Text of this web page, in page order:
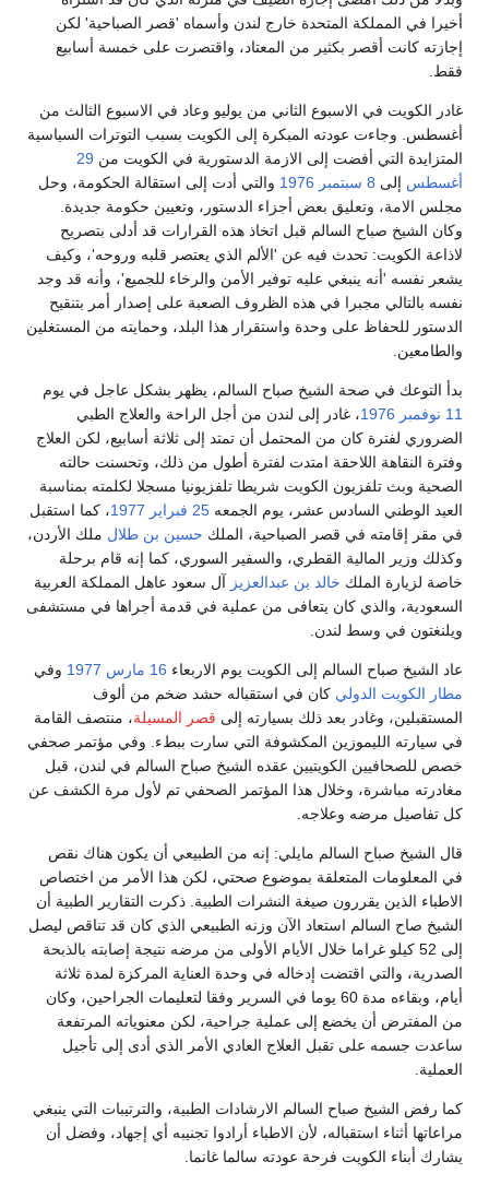
أخيرا في المملكة المتحدة خارج لندن وأسماه 'قصر الصباحية' لكن
إجازته كانت أقصر بكثير من المعتاد، واقتصرت على خمسة أسابيع
فقط.
غادر الكويت في الاسبوع الثاني من يوليو وعاد في الاسبوع الثالث من
أغسطس. وجاءت عودته المبكرة إلى الكويت بسبب التوترات السياسية
المتزايدة التي أفضت إلى الازمة الدستورية في الكويت من 29
أغسطس إلى 8 سبتمبر 1976 والتي أدت إلى استقالة الحكومة، وحل
مجلس الامة، وتعليق بعض أجزاء الدستور، وتعيين حكومة جديدة.
وكان الشيخ صباح السالم قبل اتخاذ هذه القرارات قد أدلى بتصريح
لاذاعة الكويت: تحدث فيه عن 'الألم الذي يعتصر قلبه وروحه'، وكيف
يشعر نفسه 'أنه ينبغي عليه توفير الأمن والرخاء للجميع'، وأنه قد وجد
نفسه بالتالي مجبرا في هذه الظروف الصعبة على إصدار أمر بتنقيح
الدستور للحفاظ على وحدة واستقرار هذا البلد، وحمايته من المستغلين
والطامعين.
بدأ التوعك في صحة الشيخ صباح السالم، يظهر بشكل عاجل في يوم
11 نوفمبر
1976، غادر إلى لندن من أجل الراحة والعلاج الطبي
الضروري لفترة كان من المحتمل أن تمتد إلى ثلاثة أسابيع، لكن العلاج
وفترة النقاهة اللاحقة امتدت لفترة أطول من ذلك، وتحسنت حالته
الصحية وبث تلفزيون الكويت شريطا تلفزيونيا مسجلا لكلمته بمناسبة
العيد الوطني السادس عشر، يوم الجمعه 25 فبراير 1977، كما استقبل
في مقر إقامته في قصر الصباحية، الملك حسين بن طلال ملك الأردن،
وكذلك وزير المالية القطري، والسفير السوري، كما إنه قام برحلة
خاصة لزيارة الملك خالد بن عبدالعزيز آل سعود عاهل المملكة العربية
السعودية، والذي كان يتعافى من عملية في قدمة أجراها في مستشفى
ويلنغتون في وسط لندن.
عاد الشيخ صباح السالم إلى الكويت يوم الاربعاء 16 مارس 1977 وفي
مطار الكويت الدولي كان في استقباله حشد ضخم من ألوف
المستقبلين، وغادر بعد ذلك بسيارته إلى قصر المسيلة، منتصف القامة
في سيارته الليموزين المكشوفة التي سارت ببطء. وفي مؤتمر صحفي
خصص للصحافيين الكويتيين عقده الشيخ صباح السالم في لندن، قبل
مغادرته مباشرة، وخلال هذا المؤتمر الصحفي تم لأول مرة الكشف عن
كل تفاصيل مرضه وعلاجه.
قال الشيخ صباح السالم مايلي: إنه من الطبيعي أن يكون هناك نقص
في المعلومات المتعلقة بموضوع صحتي، لكن هذا الأمر من اختصاص
الاطباء الذين يقررون صيغة النشرات الطبية. ذكرت التقارير الطبية أن
الشيخ صاح السالم استعاد الآن وزنه الطبيعي الذي كان قد تناقص ليصل
إلى 52 كيلو غراما خلال الأيام الأولى من مرضه نتيجة إصابته بالذبحة
الصدرية، والتي اقتضت إدخاله في وحدة العناية المركزة لمدة ثلاثة
أيام، وبقاءه مدة 60 يوما في السرير وفقا لتعليمات الجراحين، وكان
من المفترض أن يخضع إلى عملية جراحية، لكن معنوياته المرتفعة
ساعدت جسمه على تقبل العلاج العادي الأمر الذي أدى إلى تأجيل
العملية.
كما رفض الشيخ صباح السالم الارشادات الطبية، والترتيبات التي ينبغي
مراعاتها أثناء استقباله، لأن الاطباء أرادوا تجنيبه أي إجهاد، وفضل أن
يشارك أبناء الكويت فرحة عودته سالما غانما.